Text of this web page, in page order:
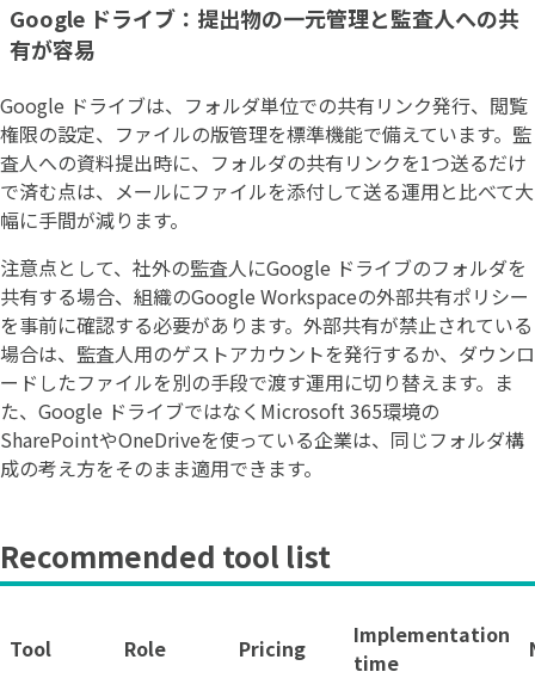
Google ドライブ：提出物の一元管理と監査人への共
有が容易
Google ドライブは、フォルダ単位での共有リンク発行、閲覧
権限の設定、ファイルの版管理を標準機能で備えています。監
査人への資料提出時に、フォルダの共有リンクを1つ送るだけ
で済む点は、メールにファイルを添付して送る運用と比べて大
幅に手間が減ります。
注意点として、社外の監査人にGoogle ドライブのフォルダを
共有する場合、組織のGoogle Workspaceの外部共有ポリシー
を事前に確認する必要があります。外部共有が禁止されている
場合は、監査人用のゲストアカウントを発行するか、ダウンロ
ードしたファイルを別の手段で渡す運用に切り替えます。ま
た、Google ドライブではなくMicrosoft 365環境の
SharePointやOneDriveを使っている企業は、同じフォルダ構
成の考え方をそのまま適用できます。
Recommended tool list
Tool Role Pricing
Implementation
time